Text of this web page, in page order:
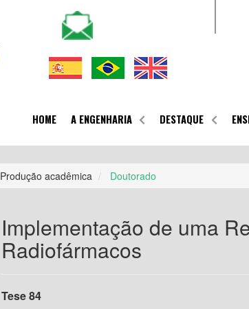
HOME A ENGENHARIA DESTAQUE
Produção acadêmica Doutorado
Implementação de uma
Radiofármacos
Tese 84